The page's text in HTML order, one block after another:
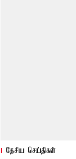
தேசிய செய்திகள்